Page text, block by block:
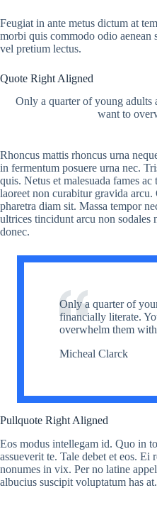
Feugiat in ante metus dictum at
morbi quis commodo odio aenean
vel pretium lectus.
Quote Right Aligned
Only a quarter of young adults
want to
Rhoncus mattis rhoncus urna
in fermentum posuere urna nec.
quis. Netus et malesuada fames
laoreet non curabitur gravida
pharetra diam sit. Massa tempor
ultrices tincidunt arcu non sodales
donec.
Only a quarter of
financially literate.
overwhelm them
Micheal Clarck
Pullquote Right Aligned
Eos modus intellegam id. Quo in
assueverit te. Tale debet et eos. Ei
nonumes in vix. Per no latine
albucius suscipit voluptatum has at.